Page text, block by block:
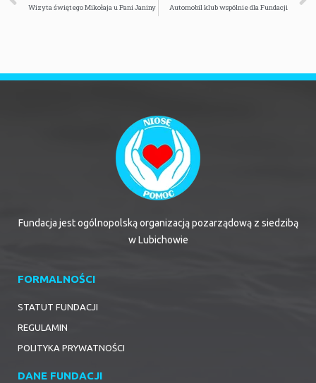
Wizyta świętego Mikołaja u Pani Janiny Automobil klub wspólnie dla Fundacji
Fundacja jest ogólnopolską organizacją pozarządową z siedzibą
w Lubichowie
FORMALNOŚCI
STATUT FUNDACJI
REGULAMIN
POLITYKA PRYWATNOŚCI
DANE FUNDACJI